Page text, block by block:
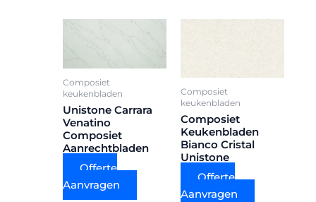
Composiet
keukenbladen
Unistone Carrara
Venatino
Composiet
Aanrechtbladen
Offerte
Aanvragen
Composiet
keukenbladen
Composiet
Keukenbladen
Bianco Cristal
Unistone
Offerte
Aanvragen